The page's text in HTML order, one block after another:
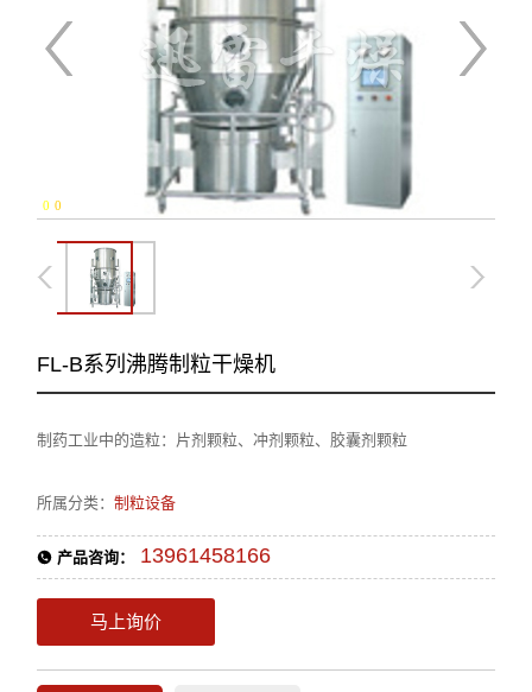
0 -0
FL-B系列沸腾制粒干燥机
制药工业中的造粒：片剂颗粒、冲剂颗粒、胶囊剂颗粒
所属分类：制粒设备
产品咨询： 13961458166
马上询价